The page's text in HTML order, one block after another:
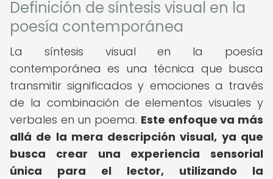
Definición de síntesis visual en la
poesía contemporánea
La síntesis visual en la poesía
contemporánea es una técnica que busca
transmitir significados y emociones a través
de la combinación de elementos visuales y
verbales en un poema. Este enfoque va más
allá de la mera descripción visual, ya que
busca crear una experiencia sensorial
única para el lector, utilizando la